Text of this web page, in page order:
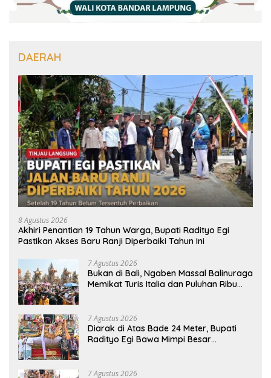
DAERAH
8 Agustus 2026
Akhiri Penantian 19 Tahun Warga, Bupati Radityo Egi
Pastikan Akses Baru Ranji Diperbaiki Tahun Ini
7 Agustus 2026
Bukan di Bali, Ngaben Massal Balinuraga
Memikat Turis Italia dan Puluhan Ribu
7 Agustus 2026
Diarak di Atas Bade 24 Meter, Bupati
Radityo Egi Bawa Mimpi Besar
7 Agustus 2026